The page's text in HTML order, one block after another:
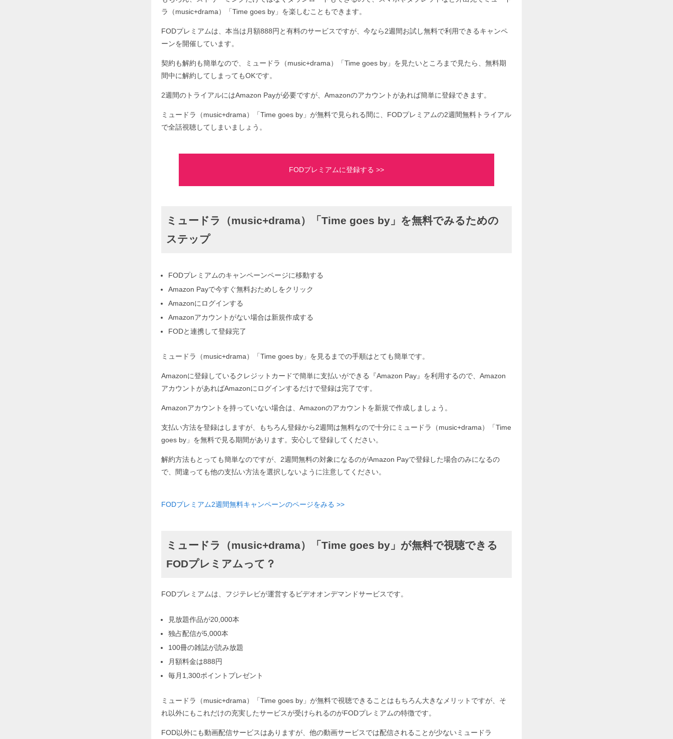
ラ（music+drama）「Time goes by」を楽しむこともできます。
FODプレミアムは、本当は月額888円と有料のサービスですが、今なら2週間お試し無料で利用できるキャンペ
ーンを開催しています。
契約も解約も簡単なので、ミュードラ（music+drama）「Time goes by」を見たいところまで見たら、無料期
間中に解約してしまってもOKです。
2週間のトライアルにはAmazon Payが必要ですが、Amazonのアカウントがあれば簡単に登録できます。
ミュードラ（music+drama）「Time goes by」が無料で見られる間に、FODプレミアムの2週間無料トライアル
で全話視聴してしまいましょう。
FODプレミアムに登録する >>
ミュードラ（music+drama）「Time goes by」を無料でみるための
ステップ
FODプレミアムのキャンペーンページに移動する
Amazon Payで今すぐ無料おためしをクリック
Amazonにログインする
Amazonアカウントがない場合は新規作成する
FODと連携して登録完了
ミュードラ（music+drama）「Time goes by」を見るまでの手順はとても簡単です。
Amazonに登録しているクレジットカードで簡単に支払いができる『Amazon Pay』を利用するので、Amazon
アカウントがあればAmazonにログインするだけで登録は完了です。
Amazonアカウントを持っていない場合は、Amazonのアカウントを新規で作成しましょう。
支払い方法を登録はしますが、もちろん登録から2週間は無料なので十分にミュードラ（music+drama）「Time
goes by」を無料で見る期間があります。安心して登録してください。
解約方法もとっても簡単なのですが、2週間無料の対象になるのがAmazon Payで登録した場合のみになるの
で、間違っても他の支払い方法を選択しないように注意してください。
FODプレミアム2週間無料キャンペーンのページをみる >>
ミュードラ（music+drama）「Time goes by」が無料で視聴できる
FODプレミアムって？
FODプレミアムは、フジテレビが運営するビデオオンデマンドサービスです。
見放題作品が20,000本
独占配信が5,000本
100冊の雑誌が読み放題
月額料金は888円
毎月1,300ポイントプレゼント
ミュードラ（music+drama）「Time goes by」が無料で視聴できることはもちろん大きなメリットですが、そ
れ以外にもこれだけの充実したサービスが受けられるのがFODプレミアムの特徴です。
FOD以外にも動画配信サービスはありますが、他の動画サービスでは配信されることが少ないミュードラ